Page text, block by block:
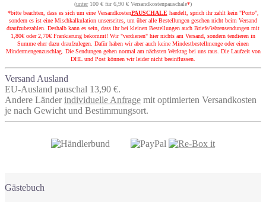
(unter100 € für 6,90 € Versandkostenpauschale*)
*bitte beachten, dass es sich um eine VersandkostenPAUSCHALEhandelt, sprich ihr zahlt kein "Porto",
sondern es ist eine Mischkalkulation unserseites, um über alle Bestellungen gesehen nicht beim Versand
draufzubezahlen. Deshalb kann es sein, dass ihr bei kleinen Bestellungen auch Briefe/Warensendungen mit
1,80€ oder 2,70€ Frankierung bekommt! Wir "verdienen" hier nichts am Versand, sondern tendieren in
Summe eher dazu draufzulegen. Dafür haben wir aber auch keine Mindestbestellmenge oder einen
Mindermengenzuschlag. Die Sendungen gehen normal am nächsten Werktag bei uns raus. Die Laufzeit von
DHL und Post können wir leider nicht beeinflussen.
Versand Ausland
EU-Ausland pauschal 13,90 €.
Andere Länder individuelle Anfrage mit optimierten Versandkosten
je nach Gewicht und Bestimmungsort.
Gästebuch